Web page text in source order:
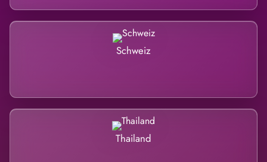
Schweiz
Thailand